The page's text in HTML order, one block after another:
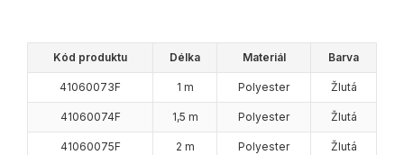
Kód produktu Délka Materiál Barva
41060073F 1 m Polyester Žlutá
41060074F 1,5 m Polyester Žlutá
41060075F 2 m Polyester Žlutá